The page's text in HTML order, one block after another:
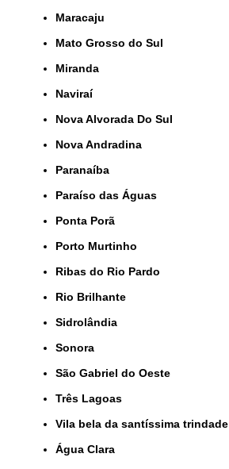
Maracaju
Mato Grosso do Sul
Miranda
Naviraí
Nova Alvorada Do Sul
Nova Andradina
Paranaíba
Paraíso das Águas
Ponta Porã
Porto Murtinho
Ribas do Rio Pardo
Rio Brilhante
Sidrolândia
Sonora
São Gabriel do Oeste
Três Lagoas
Vila bela da santíssima trindade
Água Clara